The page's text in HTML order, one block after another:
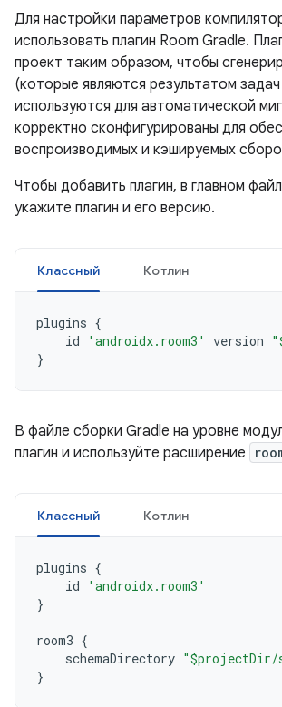
Для настройки параметров
использовать плагин Room Gradle.
проект таким образом, чтобы
(которые являются результатом
используются для автоматической
корректно сконфигурированы для
воспроизводимых и кэшируемых
Чтобы добавить плагин, в главном
укажите плагин и его версию.
Классный Котлин
plugins {
id
'androidx.room3' version
}
В файле сборки Gradle на уровне
плагин и используйте расширение
Классный Котлин
plugins {
id
'androidx.room3'
}
room3 {
schemaDirectory "$projectDir/
}